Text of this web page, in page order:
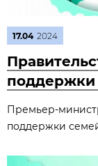
17.04 2024
поддержки
Премьер-
поддержки